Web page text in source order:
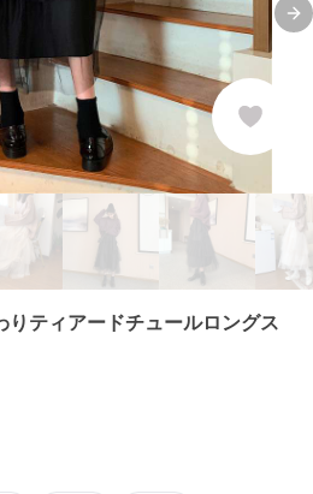
りティアードチュールロングス